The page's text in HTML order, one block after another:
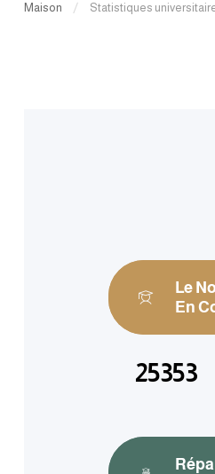
Maison Statistiques
Le
En
25353